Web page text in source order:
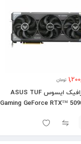
تومان
کارت گرافیک ایسوس ASUS TUF
Gaming GeForce RTX™